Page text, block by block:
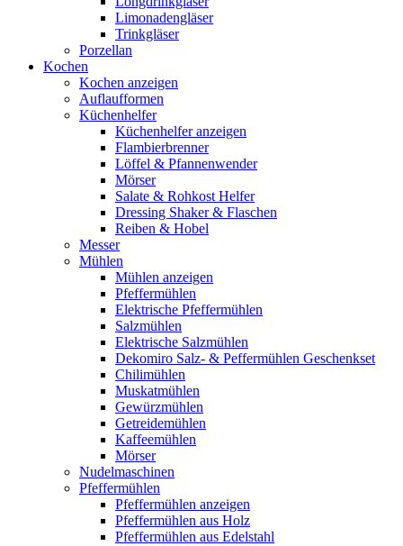
Limonadengläser
Trinkgläser
Porzellan
Kochen
Kochen anzeigen
Auflaufformen
Küchenhelfer
Küchenhelfer anzeigen
Flambierbrenner
Löffel & Pfannenwender
Mörser
Salate & Rohkost Helfer
Dressing Shaker & Flaschen
Reiben & Hobel
Messer
Mühlen
Mühlen anzeigen
Pfeffermühlen
Elektrische Pfeffermühlen
Salzmühlen
Elektrische Salzmühlen
Dekomiro Salz- & Peffermühlen Geschenkset
Chilimühlen
Muskatmühlen
Gewürzmühlen
Getreidemühlen
Kaffeemühlen
Mörser
Nudelmaschinen
Pfeffermühlen
Pfeffermühlen anzeigen
Pfeffermühlen aus Holz
Pfeffermühlen aus Edelstahl